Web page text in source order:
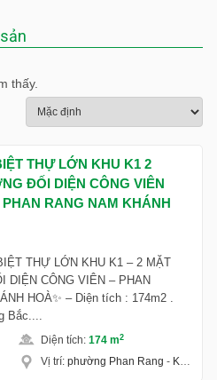
thấy.
THỰ LỚN KHU K1 2
ĐỐI DIỆN CÔNG VIÊN
RANG NAM KHÁNH
THỰ LỚN KHU K1 – 2 MẶT
DIỆN CÔNG VIÊN – PHAN
HOÀ✨ – Diện tích : 174m2 .
Bắc....
Diện tích: 174 m2
Vị trí: phường Phan Rang - Khánh Hoà